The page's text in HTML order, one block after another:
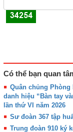
Có thể bạn quan
Quân chủng Phòng
danh hiệu “Bàn tay
lần thứ VI năm 2026
Sư đoàn 367 tập
Trung đoàn 910 ký